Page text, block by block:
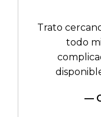
Trato
todo
—